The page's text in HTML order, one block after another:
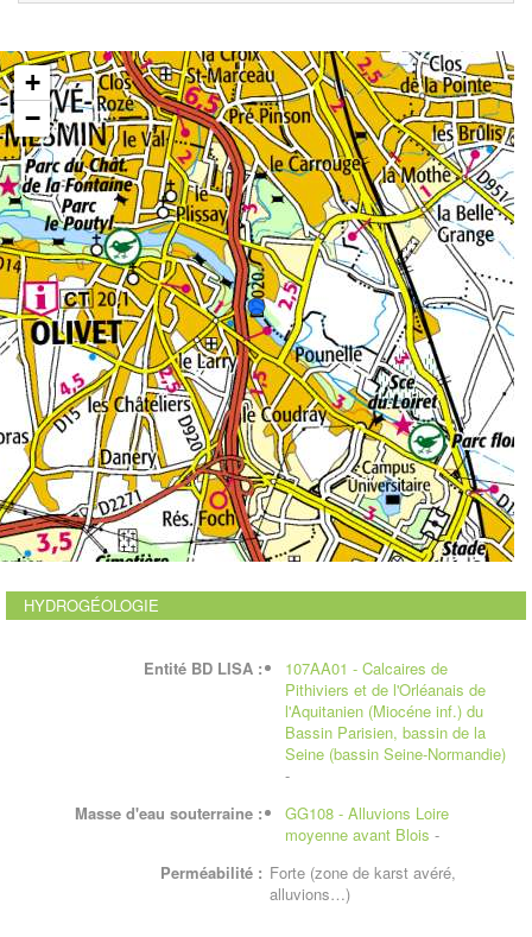
+
−
HYDROGÉOLOGIE
Entité BD LISA :
107AA01 - Calcaires de
Pithiviers et de l'Orléanais de
l'Aquitanien (Miocéne inf.) du
Bassin Parisien, bassin de la
Seine (bassin Seine-Normandie)
-
Masse d'eau souterraine :
GG108 - Alluvions Loire
moyenne avant Blois -
Perméabilité : Forte (zone de karst avéré,
alluvions…)